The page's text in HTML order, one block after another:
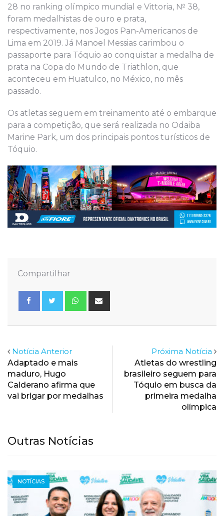
28 no ranking olímpico mundial e Vittoria, № 38,
foram medalhistas de ouro e prata,
respectivamente, nos Jogos Pan-Americanos de
Lima em 2019. Já Manoel Messias carimbou o
passaporte para Tóquio ao conquistar a medalha de
prata na Copa do Mundo de Triathlon, que
aconteceu em Huatulco, no México, no mês
passado.
Os atletas seguem em treinamento até o embarque
para a competição, que será realizada no Odaiba
Marine Park, um dos principais pontos turísticos de
Tóquio.
Compartilhar
Whatsapp
Notícia Anterior
Adaptado e mais
maduro, Hugo
Calderano afirma que
vai brigar por medalhas
Próxima Notícia
Atletas do wrestling
brasileiro seguem para
Tóquio em busca da
primeira medalha
olímpica
Outras Notícias
NOTÍCIAS